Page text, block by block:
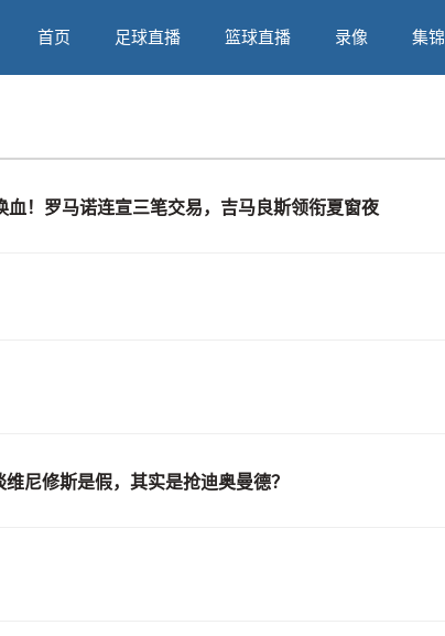
首页 足球直播 篮球直播 录像 集锦
血！罗马诺连宣三笔交易，吉马良斯领衔夏窗夜
尼修斯是假，其实是抢迪奥曼德？